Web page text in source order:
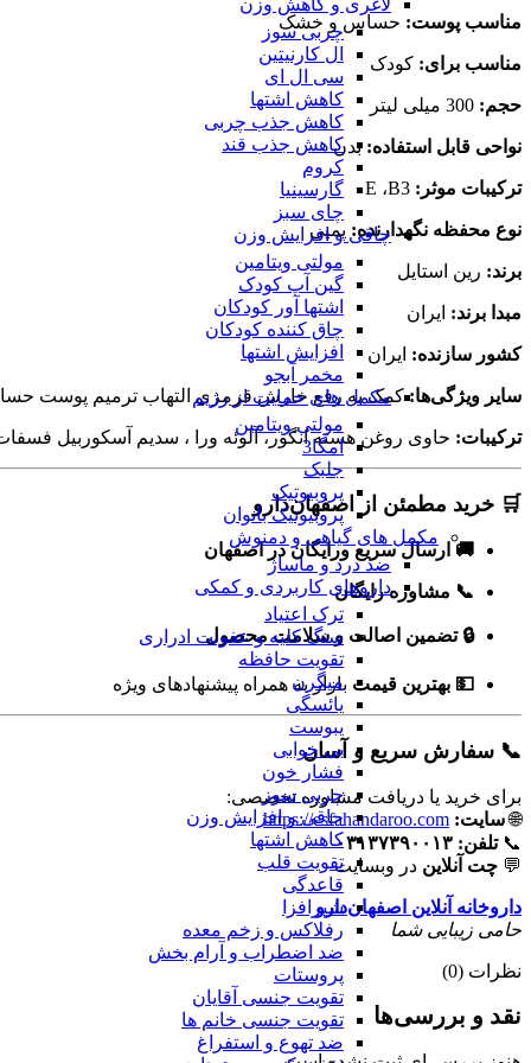
لاغری و کاهش وزن
چربی سوز
ال کارنیتین
سی ال ای
کاهش اشتها
کاهش جذب چربی
کاهش جذب قند
کروم
گارسینیا
چای سبز
چاقی و افزایش وزن
مولتی ویتامین
گین آپ کودک
اشتها آور کودکان
چاق کننده کودکان
افزایش اشتها
مخمر آبجو
مکمل های حمایت از رژیم
مولتی ویتامین
امگا3
جلبک
پروبیوتیک
پروبیوتیک بانوان
مکمل های گیاهی و دمنوش
ضد درد و ماساژ
داروهای کاربردی و کمکی
ترک اعتیاد
سنگ کلیه و عفونت ادراری
تقویت حافظه
میگرن
یائسگی
یبوست
بی خوابی
فشار خون
چربی سوز
چاقی و افزایش وزن
کاهش اشتها
تقویت قلب
قاعدگی
شیرافزا
رفلاکس و زخم معده
ضد اضطراب و آرام بخش
پروستات
تقویت جنسی آقایان
تقویت جنسی خانم ها
ضد تهوع و استفراغ
مناسب پوست: حساس و خشک
مناسب برای: کودک
حجم:
نواحی قابل استفاده: بدن
ترکیبات موثر:
نوع محفظه نگهدارنده: پمپی
برند: رین استایل
مبدا برند: ایران
کشور سازنده: ایران
سایر ویژگی‌ها:کمک به رفع خارش قرمزی التهاب ترمیم پوست
ترکیبات: حاوی روغن هسته انگور، آلوئه ورا ، سدیم آسکوربیل فسفات
🛒 خرید مطمئن از اصفهان‌دارو
🚚 ارسال سریع ورایگان در اصفهان
📞 مشاوره رایگان
🔒 تضمین اصالت و سلامت محصول
💵 بهترین قیمت بازار به همراه پیشنهادهای ویژه
📞 سفارش سریع و آسان
برای خرید یا دریافت مشاوره تخصصی:
🌐سایت: https://esfahandaroo.com
📞تلفن: ۰۳۱۳۷۳۹۰۰۱۳
💬 چت آنلاین در وبسایت
داروخانه آنلاین اصفهان‌دارو
حامی زیبایی شما
نظرات (0)
نقد و بررسی‌ها